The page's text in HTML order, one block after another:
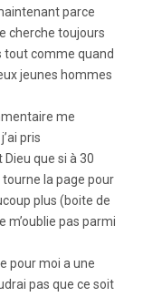
parce
cherche toujours
tout comme quand
jeunes hommes
me
pris
que si à 30
la page pour
plus (boite de
m’oublie pas parmi
pour moi a une
pas que ce soit